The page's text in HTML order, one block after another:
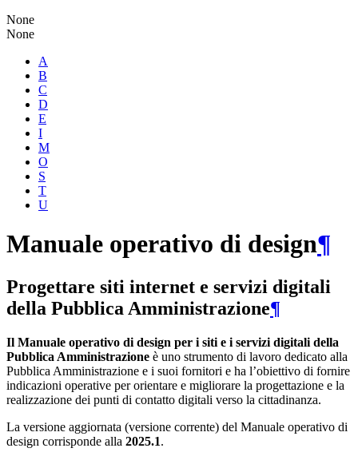
None
None
A
B
C
D
E
I
M
O
S
T
U
Manuale operativo di design¶
Progettare siti internet e servizi digitali
della Pubblica Amministrazione¶
Il Manuale operativo di design per i siti e i servizi digitali della
Pubblica Amministrazione è uno strumento di lavoro dedicato alla
Pubblica Amministrazione e i suoi fornitori e ha l’obiettivo di fornire
indicazioni operative per orientare e migliorare la progettazione e la
realizzazione dei punti di contatto digitali verso la cittadinanza.
La versione aggiornata (versione corrente) del Manuale operativo di
design corrisponde alla 2025.1.